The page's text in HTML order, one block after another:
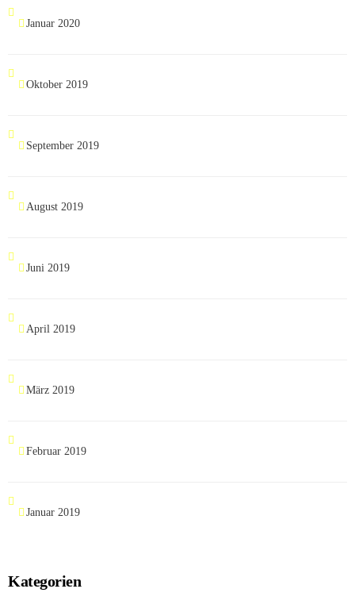
Januar 2020
Oktober 2019
September 2019
August 2019
Juni 2019
April 2019
März 2019
Februar 2019
Januar 2019
Kategorien